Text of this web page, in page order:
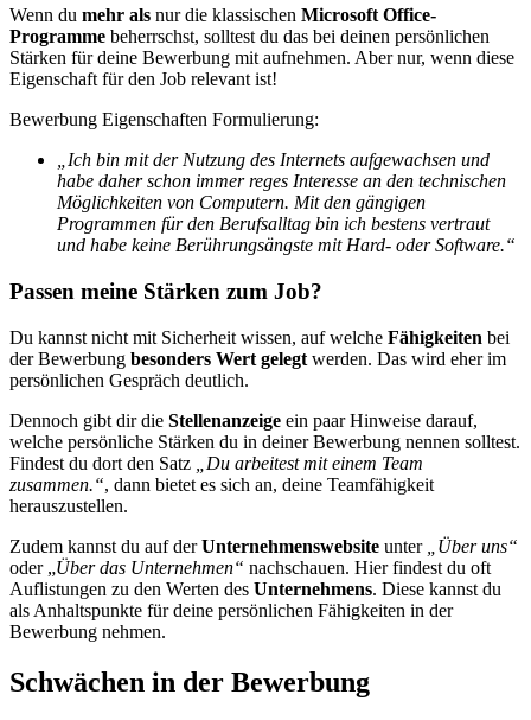
Wenn du mehr als nur die klassischen Microsoft Office-
Programme beherrschst, solltest du das bei deinen persönlichen
Stärken für deine Bewerbung mit aufnehmen. Aber nur, wenn diese
Eigenschaft für den Job relevant ist!
Bewerbung Eigenschaften Formulierung:
„Ich bin mit der Nutzung des Internets aufgewachsen und
habe daher schon immer reges Interesse an den technischen
Möglichkeiten von Computern. Mit den gängigen
Programmen für den Berufsalltag bin ich bestens vertraut
und habe keine Berührungsängste mit Hard- oder Software.“
Passen meine Stärken zum Job?
Du kannst nicht mit Sicherheit wissen, auf welche Fähigkeiten bei
der Bewerbung besonders Wert gelegt werden. Das wird eher im
persönlichen Gespräch deutlich.
Dennoch gibt dir die Stellenanzeige ein paar Hinweise darauf,
welche persönliche Stärken du in deiner Bewerbung nennen solltest.
Findest du dort den Satz
„Du arbeitest mit einem Team
zusammen.“, dann bietet es sich an, deine Teamfähigkeit
herauszustellen.
Zudem kannst du auf derUnternehmenswebsite unter
„Über uns“
oder „Über das Unternehmen“ nachschauen. Hier findest du oft
Auflistungen zu den Werten des Unternehmens. Diese kannst du
als Anhaltspunkte für deine persönlichen Fähigkeiten in der
Bewerbung nehmen.
Schwächen in der Bewerbung